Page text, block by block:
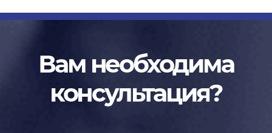
Вам необходима
консультация?